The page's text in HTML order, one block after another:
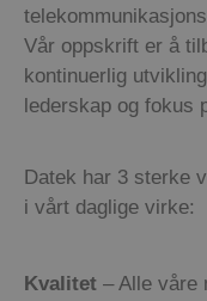
Vår oppskrift er å
kontinuerlig
lederskap og fokus
Datek har 3 sterke
i vårt daglige virke:
Kvalitet – Alle våre